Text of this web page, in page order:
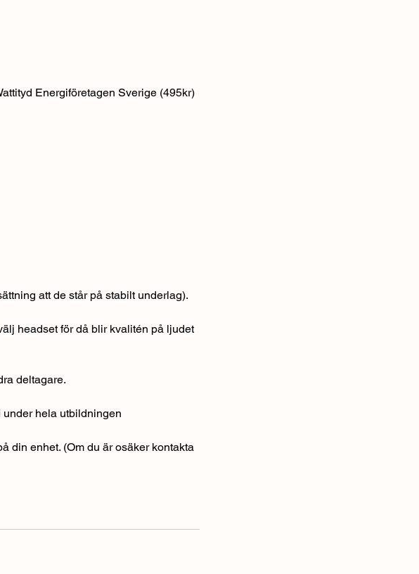
Energiföretagen Sverige (495kr)
att de står på stabilt underlag).
headset för då blir kvalitén på ljudet
deltagare.
under hela utbildningen
din enhet. (Om du är osäker kontakta